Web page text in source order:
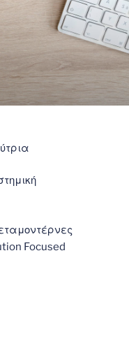
Focused